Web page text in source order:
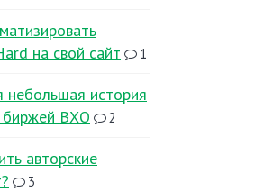
на свой сайт
1
небольшая история
биржей ВХО
2
авторские
3